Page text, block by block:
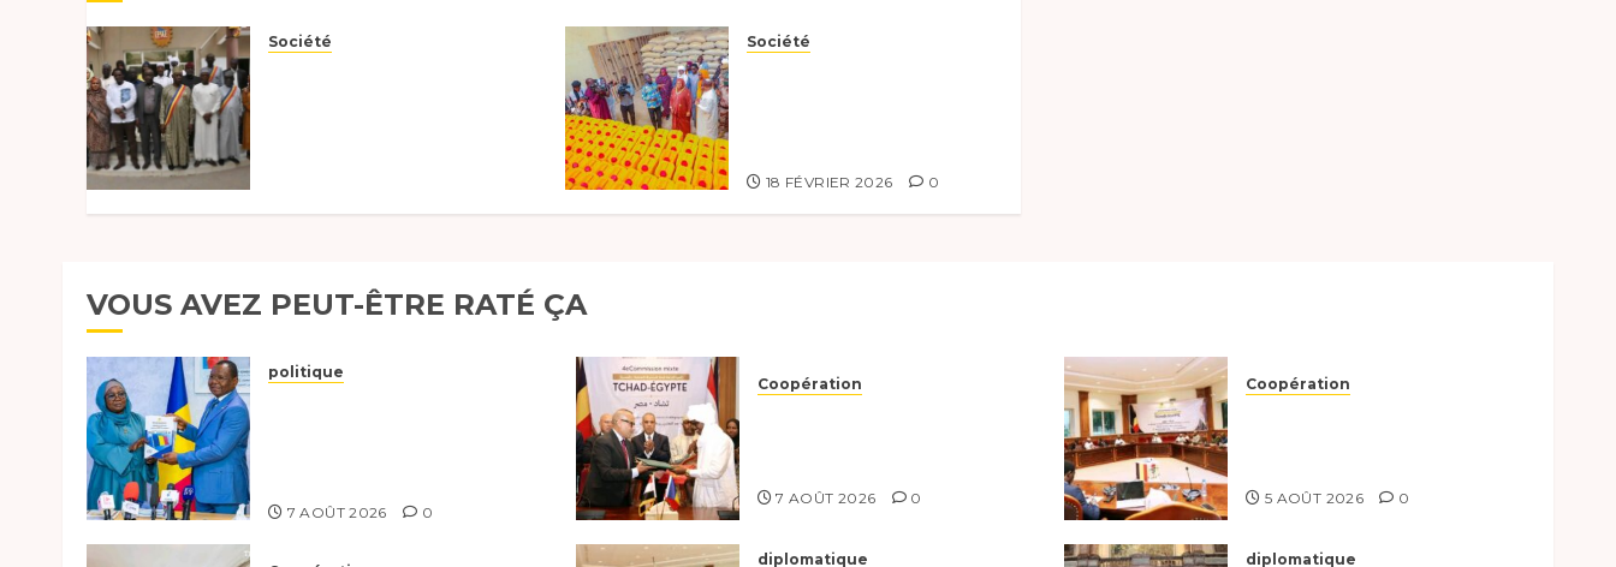
Société Société
18 FÉVRIER 2026 0
VOUS AVEZ PEUT-ÊTRE RATÉ ÇA
politique
7 AOÛT 2026 0
Coopération
7 AOÛT 2026 0
Coopération
5 AOÛT 2026 0
diplomatique diplomatique